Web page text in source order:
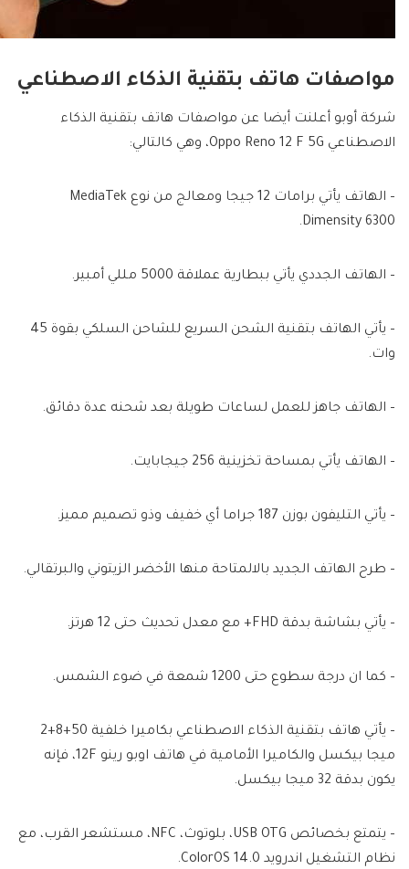
مواصفات هاتف بتقنية الذكاء الاصطناعي
شركة أوبو أعلنت أيضا عن مواصفات هاتف بتقنية الذكاء
الاصطناعي Oppo Reno 12 F 5G، وهي كالتالي:
– الهاتف يأتي برامات 12 جيجا ومعالج من نوع MediaTek
Dimensity 6300.
– الهاتف الجددي يأتي ببطارية عملاقة 5000 مللي أمبير.
– يأتي الهاتف بتقنية الشحن السريع للشاحن السلكي بقوة 45
وات.
– الهاتف جاهز للعمل لساعات طويلة بعد شحنه عدة دقائق.
– الهاتف يأتي بمساحة تخزينية 256 جيجابايت.
– يأتي التليفون بوزن 187 جراما أي خفيف وذو تصميم مميز.
– طرح الهاتف الجديد بالالمتاحة منها الأخضر الزيتوني والبرتقالي.
– يأتي بشاشة بدقة FHD+ مع معدل تحديث حتى 12 هرتز.
– كما ان درجة سطوع حتى 1200 شمعة في ضوء الشمس.
– يأتي هاتف بتقنية الذكاء الاصطناعي بكاميرا خلفية 50+8+2
ميجا بيكسل والكاميرا الأمامية في هاتف اوبو رينو 12F، فإنه
يكون بدقة 32 ميجا بيكسل.
– يتمتع بخصائص USB OTG، بلوتوث، NFC، مستشعر القرب، مع
نظام التشغيل اندرويد ColorOS 14.0.